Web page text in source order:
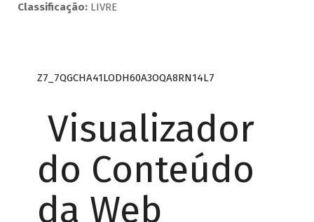
Classificação:LIVRE
Z7_7QGCHA41LODH60A3OQA8RN14L7
Visualizador
do Conteúdo
da Web